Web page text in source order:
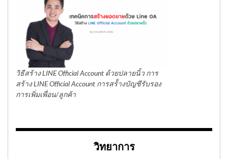
วิธีสร้าง LINE Official Account ด้วยปลายนิ้ว การ
สร้าง LINE Official Account การสร้้างบัญชีรับรอง
การเพิ่มเพื่อน/ลูกค้า
วิทยาการ